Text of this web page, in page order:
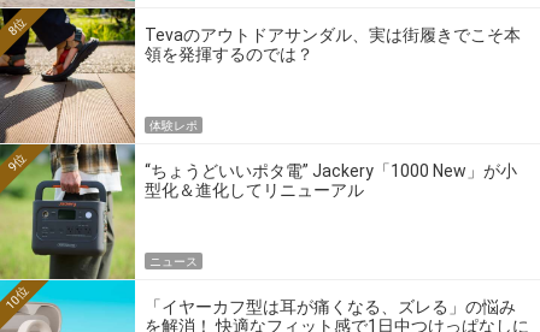
Tevaのアウトドアサンダル、実は街履きでこそ本
領を発揮するのでは？
8位
体験レポ
“ちょうどいいポタ電” Jackery「1000 New」が小
型化＆進化してリニューアル
9位
ニュース
「イヤーカフ型は耳が痛くなる、ズレる」の悩み
を解消！ 快適なフィット感で1日中つけっぱなしに
10位